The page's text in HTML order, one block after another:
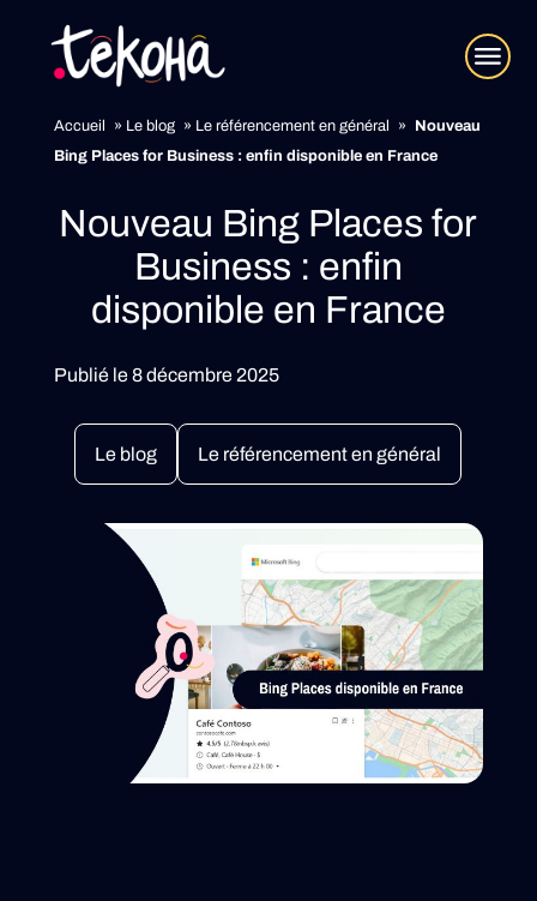
Accueil » Le blog » Le référencement en général »
Nouveau
Bing Places for Business : enfin disponible en France
Nouveau Bing Places for
Business : enfin
disponible en France
Publié le 8 décembre 2025
Le blog Le référencement en général